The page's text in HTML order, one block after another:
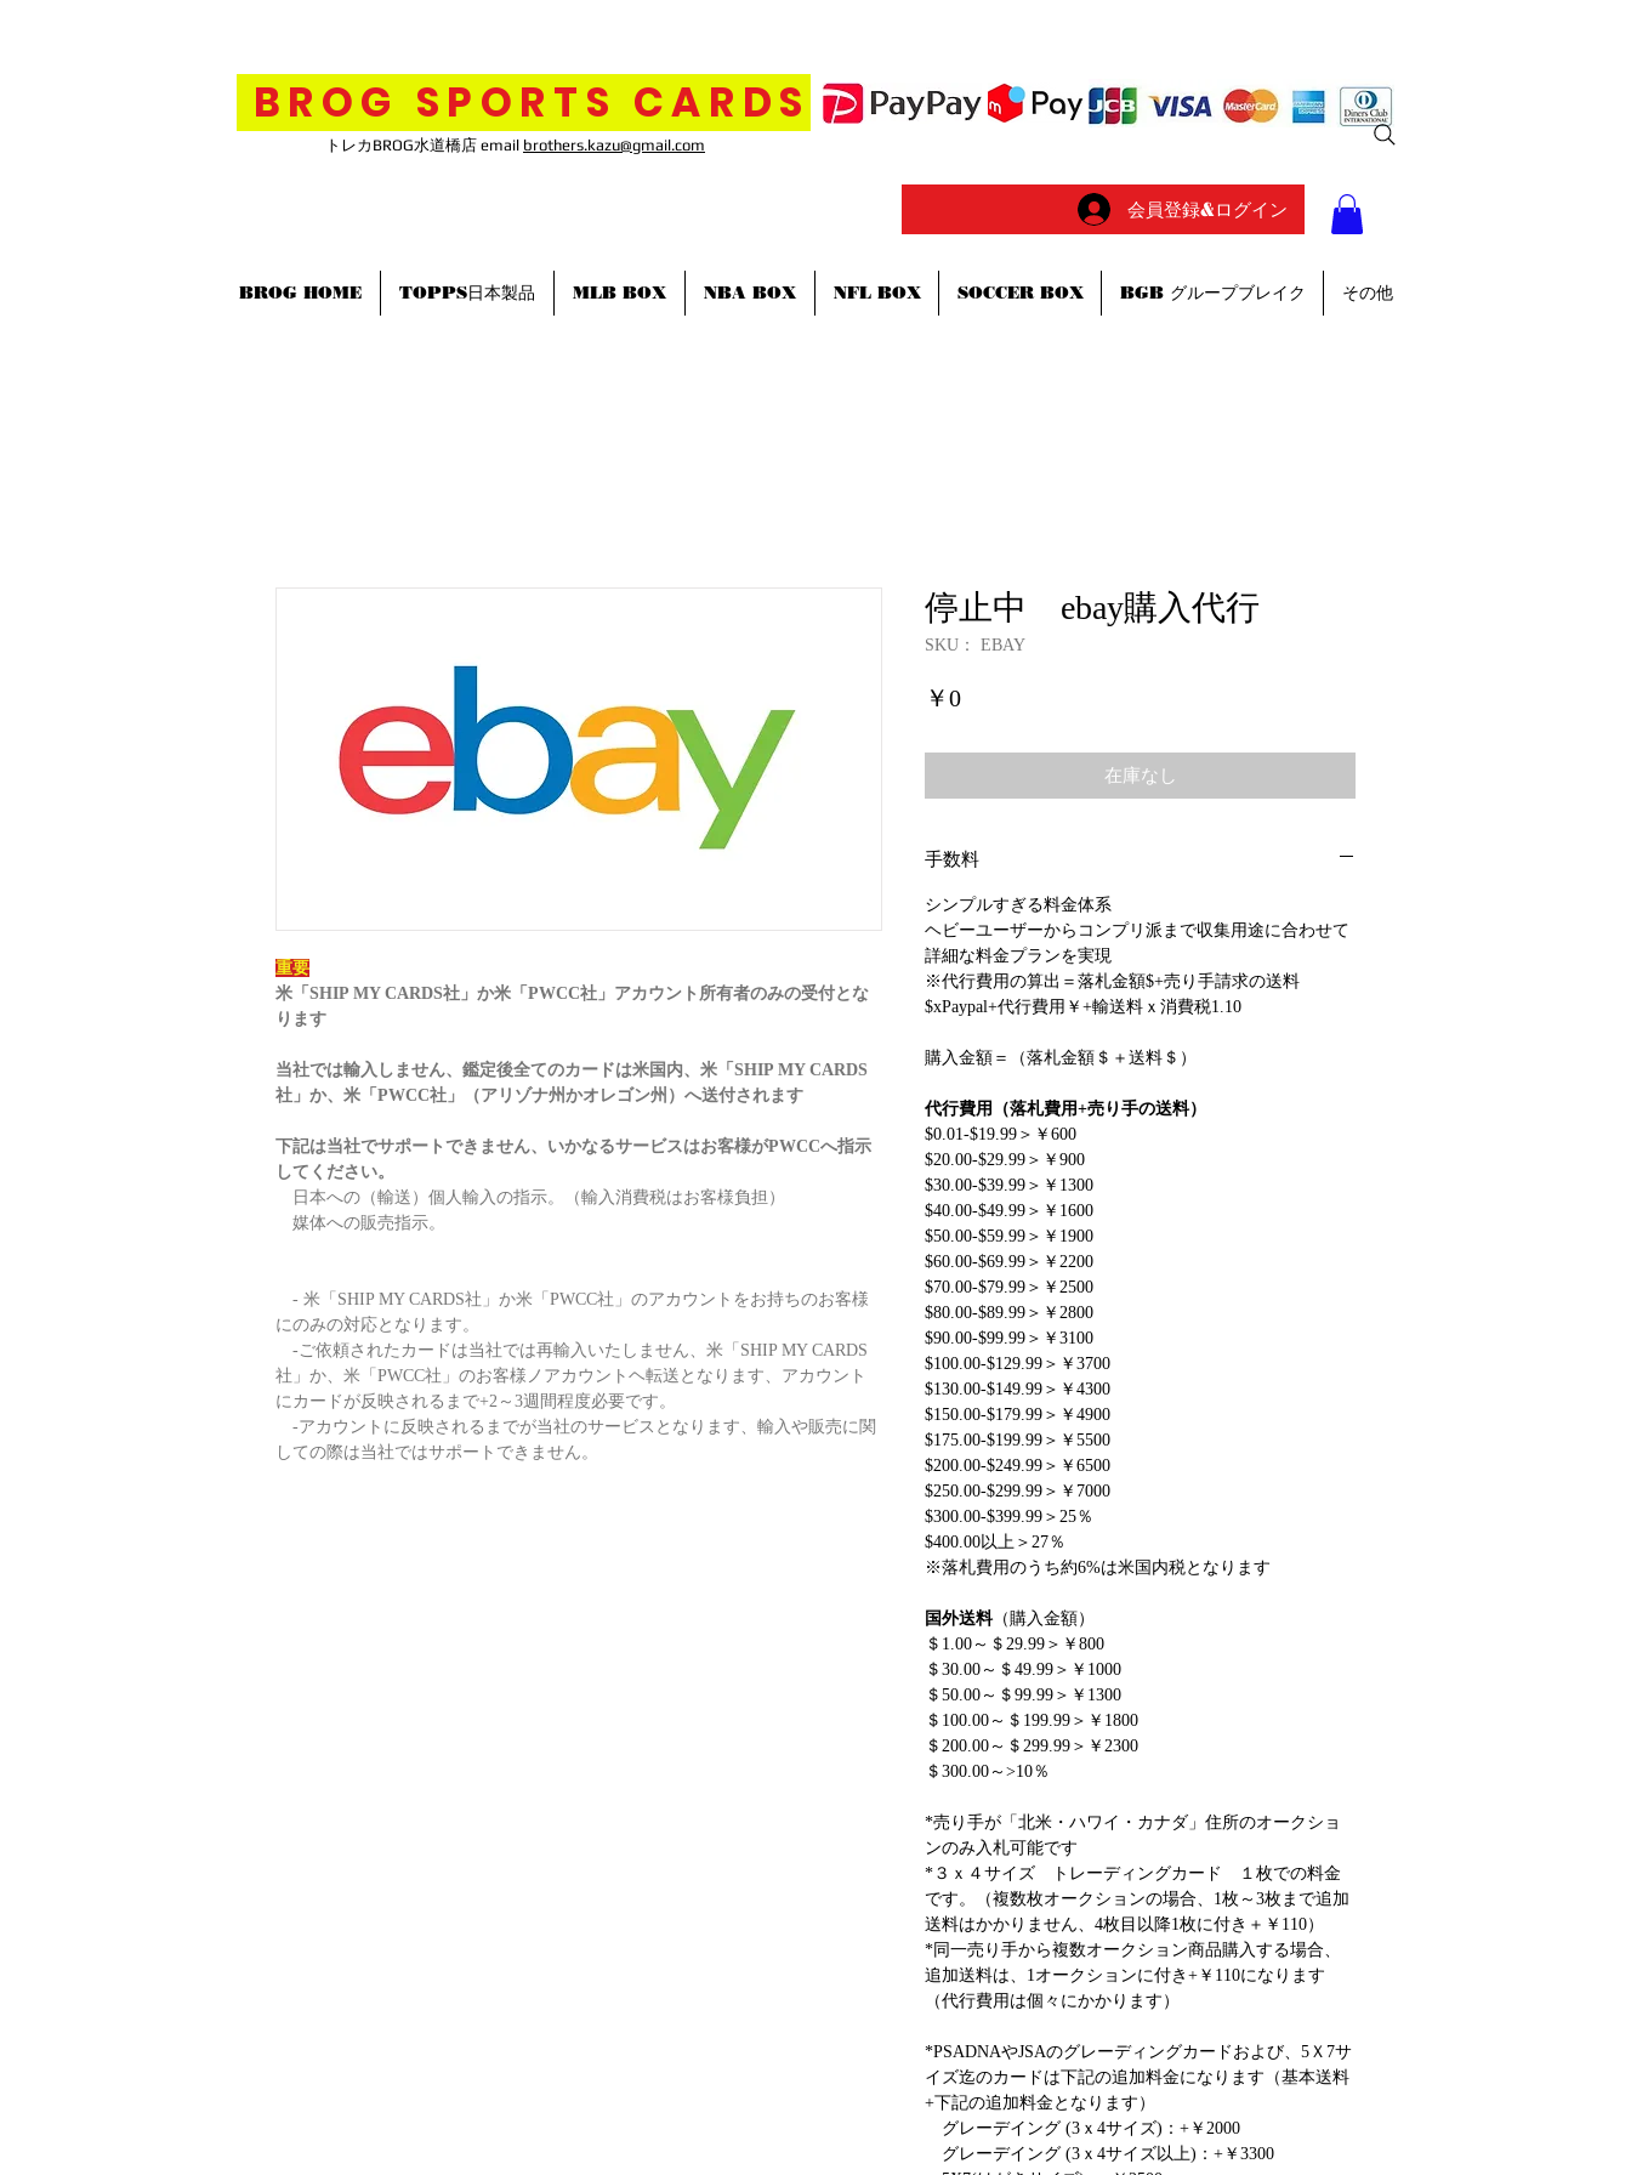
BROG SPORTS CARDS
トレカBROG水道橋店 email brothers.kazu@gmail.com
会員登録&ログイン
重要
米「SHIP MY CARDS社」か米「PWCC社」アカウント所有者のみの受付とな
ります
当社では輸入しません、鑑定後全てのカードは米国内、米「SHIP MY CARDS
社」か、米「PWCC社」（アリゾナ州かオレゴン州）へ送付されます
下記は当社でサポートできません、いかなるサービスはお客様がPWCCへ指示
してください。
日本への（輸送）個人輸入の指示。（輸入消費税はお客様負担）
媒体への販売指示。
- 米「SHIP MY CARDS社」か米「PWCC社」のアカウントをお持ちのお客様
にのみの対応となります。
-ご依頼されたカードは当社では再輸入いたしません、米「SHIP MY CARDS
社」か、米「PWCC社」のお客様ノアカウントヘ転送となります、アカウント
にカードが反映されるまで+2～3週間程度必要です。
-アカウントに反映されるまでが当社のサービスとなります、輸入や販売に関
しての際は当社ではサポートできません。
停止中 ebay購入代行
SKU： EBAY
￥0価
在庫なし
手数料
シンプルすぎる料金体系
ヘビーユーザーからコンプリ派まで収集用途に合わせて
詳細な料金プランを実現
※代行費用の算出＝落札金額$+売り手請求の送料
$xPaypal+代行費用￥+輸送料ｘ消費税1.10
購入金額＝（落札金額＄＋送料＄）
代行費用（落札費用+売り手の送料）
$0.01-$19.99＞￥600
$20.00-$29.99＞￥900
$30.00-$39.99＞￥1300
$40.00-$49.99＞￥1600
$50.00-$59.99＞￥1900
$60.00-$69.99＞￥2200
$70.00-$79.99＞￥2500
$80.00-$89.99＞￥2800
$90.00-$99.99＞￥3100
$100.00-$129.99＞￥3700
$130.00-$149.99＞￥4300
$150.00-$179.99＞￥4900
$175.00-$199.99＞￥5500
$200.00-$249.99＞￥6500
$250.00-$299.99＞￥7000
$300.00-$399.99＞25％
$400.00以上＞27％
※落札費用のうち約6%は米国内税となります
国外送料（購入金額）
＄1.00～＄29.99＞￥800
＄30.00～＄49.99＞￥1000
＄50.00～＄99.99＞￥1300
＄100.00～＄199.99＞￥1800
＄200.00～＄299.99＞￥2300
＄300.00～>10％
*売り手が「北米・ハワイ・カナダ」住所のオークショ
ンのみ入札可能です
*３ｘ４サイズ トレーディングカード １枚での料金
です。（複数枚オークションの場合、1枚～3枚まで追加
送料はかかりません、4枚目以降1枚に付き＋￥110）
*同一売り手から複数オークション商品購入する場合、
追加送料は、1オークションに付き+￥110になります
（代行費用は個々にかかります）
*PSADNAやJSAのグレーディングカードおよび、5Ｘ7サ
イズ迄のカードは下記の追加料金になります（基本送料
+下記の追加料金となります）
グレーデイング (3ｘ4サイズ)：+￥2000
グレーデイング (3ｘ4サイズ以上)：+￥3300
BROG HOME TOPPS日本製品 MLB BOX NBA BOX NFL BOX SOCCER BOX BGB グループブレイク その他